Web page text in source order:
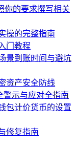
你的要求撰写相关
操的完整指南
门教程
景到账时间与避坑
资产安全防线
警示与应对全指南
包计价货币的设置
修复指南